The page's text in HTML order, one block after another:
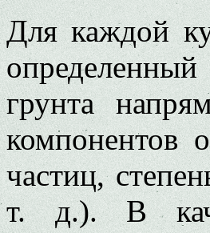
Для каждой
грунта
компонентов
частиц,
т. д.). В